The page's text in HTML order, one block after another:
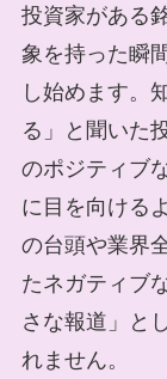
投資家がある
象を持った瞬
し始めます。
る」と聞いた
のポジティブ
に目を向ける
の台頭や業界
たネガティブ
さな報道」と
れません。